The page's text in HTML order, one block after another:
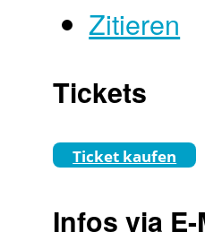
Zitieren
Tickets
Ticket kaufen
Infos via E-